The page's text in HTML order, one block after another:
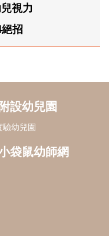
視力
招
設幼兒園
驗幼兒園
袋鼠幼師網